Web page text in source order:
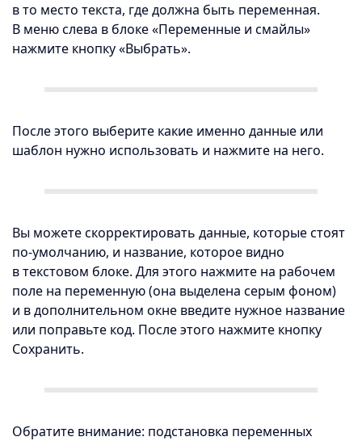
в то место текста, где должна быть переменная.
В меню слева в блоке «Переменные и смайлы»
нажмите кнопку «Выбрать».
После этого выберите какие именно данные или
шаблон нужно использовать и нажмите на него.
Вы можете скорректировать данные, которые стоят
по-умолчанию, и название, которое видно
в текстовом блоке. Для этого нажмите на рабочем
поле на переменную (она выделена серым фоном)
и в дополнительном окне введите нужное название
или поправьте код. После этого нажмите кнопку
Сохранить.
Обратите внимание: подстановка переменных